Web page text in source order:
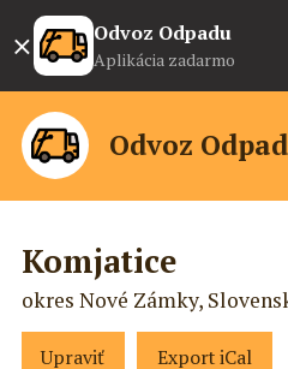
× Odvoz Odpadu
Aplikácia zadarmo
Odvoz
Komjatice
okres Nové Zámky,
Upraviť Export iCal